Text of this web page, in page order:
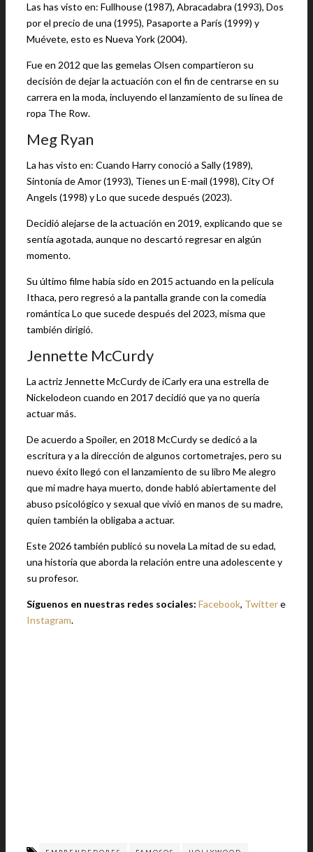
Las has visto en: Fullhouse (1987), Abracadabra (1993), Dos
por el precio de una (1995), Pasaporte a París (1999) y
Muévete, esto es Nueva York (2004).
Fue en 2012 que las gemelas Olsen compartieron su
decisión de dejar la actuación con el fin de centrarse en su
carrera en la moda, incluyendo el lanzamiento de su línea de
ropa The Row.
Meg Ryan
La has visto en: Cuando Harry conoció a Sally (1989),
Sintonía de Amor (1993), Tienes un E-mail (1998), City Of
Angels (1998) y Lo que sucede después (2023).
Decidió alejarse de la actuación en 2019, explicando que se
sentía agotada, aunque no descartó regresar en algún
momento.
Su último filme había sido en 2015 actuando en la película
Ithaca, pero regresó a la pantalla grande con la comedia
romántica Lo que sucede después del 2023, misma que
también dirigió.
Jennette McCurdy
La actriz Jennette McCurdy de iCarly era una estrella de
Nickelodeon cuando en 2017 decidió que ya no quería
actuar más.
De acuerdo a Spoiler, en 2018 McCurdy se dedicó a la
escritura y a la dirección de algunos cortometrajes, pero su
nuevo éxito llegó con el lanzamiento de su libro Me alegro
que mi madre haya muerto, donde habló abiertamente del
abuso psicológico y sexual que vivió en manos de su madre,
quien también la obligaba a actuar.
Este 2026 también publicó su novela La mitad de su edad,
una historia que aborda la relación entre una adolescente y
su profesor.
Síguenos en nuestras redes sociales: Facebook, Twittere
Instagram.